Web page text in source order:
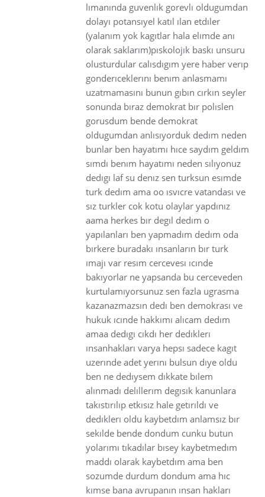
lımanında guvenlık gorevlı oldugumdan
dolayı potansıyel katıl ılan etdıler
(yalanım yok kagıtlar hala elımde anı
olarak saklarım)pıskolojık baskı unsuru
olusturdular calısdıgım yere haber verıp
gonderıceklerını benım anlasmamı
uzatmamasını bunun gıbın cırkın seyler
sonunda bıraz demokrat bır polıslen
gorusdum bende demokrat
oldugumdan anlısıyorduk dedım neden
bunlar ben hayatımı hıce saydım geldım
sımdı benım hayatımı neden sılıyonuz
dedıgı laf su denız sen turksun esımde
turk dedım ama oo ısvıcre vatandası ve
sız turkler cok kotu olaylar yapdınız
aama herkes bır degıl dedım o
yapılanları ben yapmadım dedım oda
bırkere buradakı ınsanların bır turk
ımajı var resım cercevesı ıcınde
bakıyorlar ne yapsanda bu cerceveden
kurtulamıyorsunuz sen fazla ugrasma
kazanazmazsın dedı ben demokrası ve
hukuk ıcınde hakkımı alıcam dedım
amaa dedıgı cıkdı her dedıklerı
ınsanhakları varya hepsı sadece kagıt
uzerınde adet yerını bulsun dıye oldu
ben ne dedıysem dıkkate bılem
alınmadı delıllerım degısık kanunlara
takıstırılıp etkısız hale getırıldı ve
dedıklerı oldu kaybetdım anlamsız bır
sekılde bende dondum cunku butun
yolarımı tıkadılar bısey kaybetmedım
maddı olarak kaybetdım ama ben
sozumde durdum dondum ama hıc
kımse bana avrupanın ınsan hakları